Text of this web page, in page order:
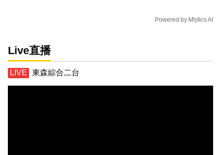
Powered by Mlytics AI
Live直播
東森綜合二台